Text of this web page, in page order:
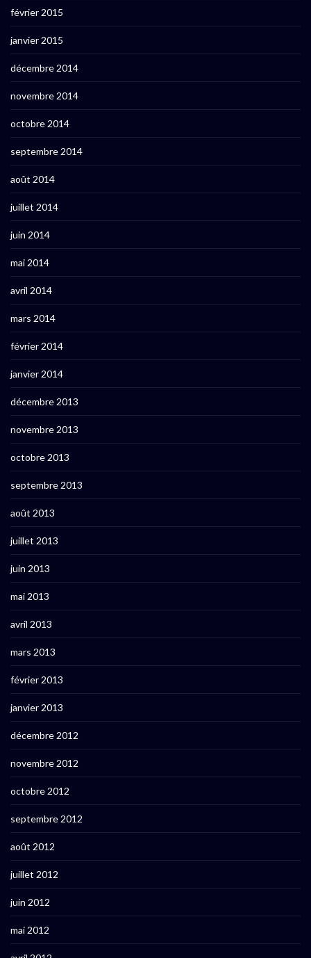
février 2015
janvier 2015
décembre 2014
novembre 2014
octobre 2014
septembre 2014
août 2014
juillet 2014
juin 2014
mai 2014
avril 2014
mars 2014
février 2014
janvier 2014
décembre 2013
novembre 2013
octobre 2013
septembre 2013
août 2013
juillet 2013
juin 2013
mai 2013
avril 2013
mars 2013
février 2013
janvier 2013
décembre 2012
novembre 2012
octobre 2012
septembre 2012
août 2012
juillet 2012
juin 2012
mai 2012